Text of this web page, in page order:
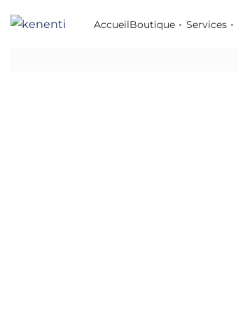
AccueilBoutique Services